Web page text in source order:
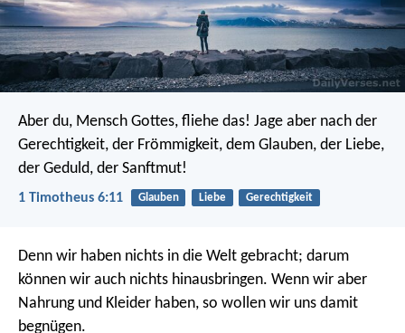
Aber du, Mensch Gottes, fliehe das! Jage aber nach der
Gerechtigkeit, der Frömmigkeit, dem Glauben, der Liebe,
der Geduld, der Sanftmut!
1 Timotheus 6:11 Glauben Liebe Gerechtigkeit
Denn wir haben nichts in die Welt gebracht; darum
können wir auch nichts hinausbringen. Wenn wir aber
Nahrung und Kleider haben, so wollen wir uns damit
begnügen.